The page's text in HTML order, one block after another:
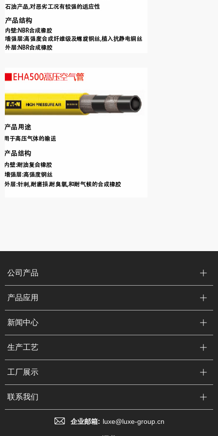
公司产品
产品应用
新闻中心
生产工艺
工厂展示
联系我们
企业邮箱: luxe@luxe-group.cn